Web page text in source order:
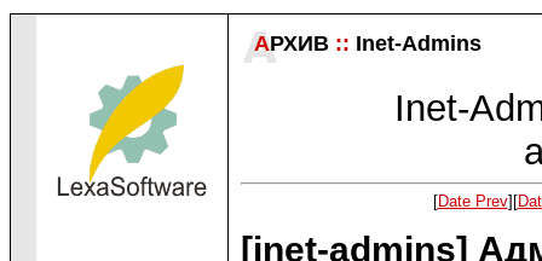
АРХИВ :: Inet-Admins
Inet-
[Date Prev][
[inet-admins]